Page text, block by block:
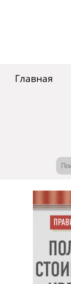
Главная